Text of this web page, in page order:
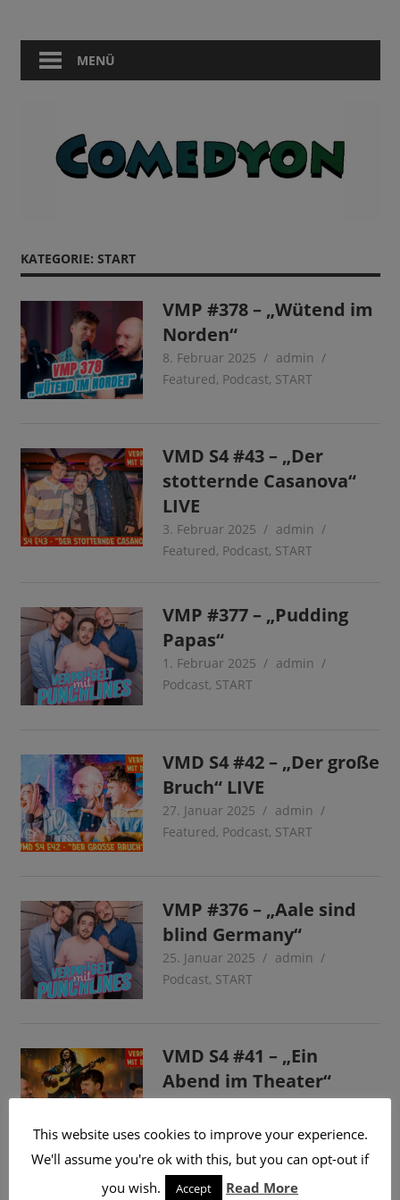
springen
Comedyon
Berlin
MENÜ
KATEGORIE: START
VMP #378 – „Wütend im
Norden“
8. Februar 2025
admin
Featured, Podcast, START
VMD S4 #43 – „Der
stotternde Casanova“
LIVE
3. Februar 2025
admin
Featured, Podcast, START
VMP #377 – „Pudding
Papas“
1. Februar 2025
admin
Podcast, START
VMD S4 #42 – „Der große
Bruch“ LIVE
27. Januar 2025
admin
Featured, Podcast, START
VMP #376 – „Aale sind
blind Germany“
25. Januar 2025
admin
Podcast, START
VMD S4 #41 – „Ein
Abend im Theater“
Featured
This website uses cookies to improve your experience.
We'll assume you're ok with this, but you can opt-out if
you wish.
Accept Read More